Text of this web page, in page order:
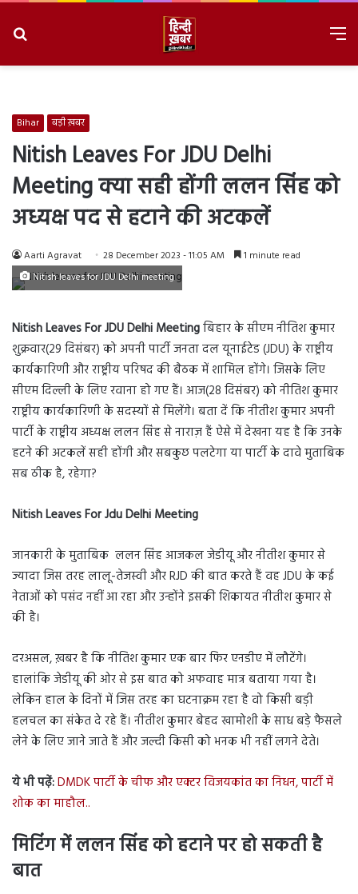
Bihar बड़ी ख़बर
Nitish Leaves For JDU Delhi
Meeting क्या सही होंगी ललन सिंह को
अध्यक्ष पद से हटाने की अटकलें
Aarti Agravat 28 December 2023 - 11:05 AM 1 minute read
Nitish leaves for JDU Delhi meeting
Nitish Leaves For JDU Delhi Meetingबिहार के सीएम नीतिश कुमार
शुक्रवार(29 दिसंबर) को अपनी पार्टी जनता दल यूनाईटेड (JDU) के राष्ट्रीय
कार्यकारिणी और राष्ट्रीय परिषद की बैठक में शामिल होंगे। जिसके लिए
सीएम दिल्ली के लिए रवाना हो गए हैं। आज(28 दिसंबर) को नीतिश कुमार
राष्ट्रीय कार्यकारिणी के सदस्यों से मिलेंगे। बता दें कि नीतीश कुमार अपनी
पार्टी के राष्ट्रीय अध्यक्ष ललन सिंह से नाराज़ हैं ऐसे में देखना यह है कि उनके
हटने की अटकलें सही होंगी और सबकुछ पलटेगा या पार्टी के दावे मुताबिक
सब ठीक है, रहेगा?
Nitish Leaves For Jdu Delhi Meeting
जानकारी के मुताबिक ललन सिंह आजकल जेडीयू और नीतीश कुमार से
ज्यादा जिस तरह लालू-तेजस्वी और RJD की बात करते हैं वह JDU के कई
नेताओं को पसंद नहीं आ रहा और उन्होंने इसकी शिकायत नीतीश कुमार से
की है।
दरअसल, ख़बर है कि नीतिश कुमार एक बार फिर एनडीए में लौटेंगे।
हालांकि जेडीयू की ओर से इस बात को अफवाह मात्र बताया गया है।
लेकिन हाल के दिनों में जिस तरह का घटनाक्रम रहा है वो किसी बड़ी
हलचल का संकेत दे रहे हैं। नीतीश कुमार बेहद खामोशी के साध बड़े फैसले
लेने के लिए जाने जाते हैं और जल्दी किसी को भनक भी नहीं लगने देते।
ये भी पढ़ें:DMDK पार्टी के चीफ और एक्टर विजयकांत का निधन, पार्टी में
शोक का माहौल..
मिटिंग में ललन सिंह को हटाने पर हो सकती है
बात